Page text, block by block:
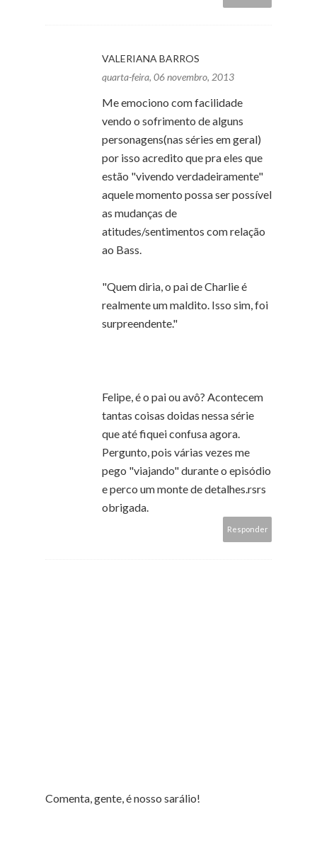
VALERIANA BARROS
quarta-feira, 06 novembro, 2013
Me emociono com facilidade
vendo o sofrimento de alguns
personagens(nas séries em geral)
por isso acredito que pra eles que
estão "vivendo verdadeiramente"
aquele momento possa ser possível
as mudanças de
atitudes/sentimentos com relação
ao Bass.
"Quem diria, o pai de Charlie é
realmente um maldito. Isso sim, foi
surpreendente."
Felipe, é o pai ou avô? Acontecem
tantas coisas doidas nessa série
que até fiquei confusa agora.
Pergunto, pois várias vezes me
pego "viajando" durante o episódio
e perco um monte de detalhes.rsrs
obrigada.
Responder
Comenta, gente, é nosso sarálio!